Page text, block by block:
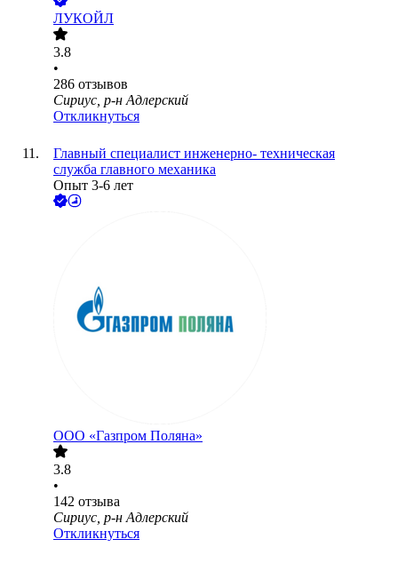
ЛУКОЙЛ
3.8
•
286 отзывов
Сириус, р-н Адлерский
Откликнуться
Главный специалист инженерно- техническая
служба главного механика
Опыт 3-6 лет
ООО «Газпром Поляна»
3.8
•
142 отзыва
Сириус, р-н Адлерский
Откликнуться